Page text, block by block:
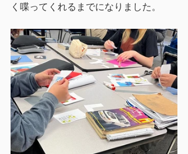
く喋ってくれるまでになりました。